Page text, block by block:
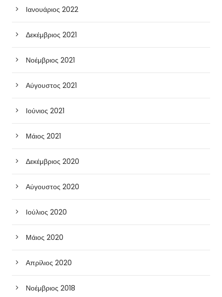
Ιανουάριος 2022
Δεκέμβριος 2021
Νοέμβριος 2021
Αύγουστος 2021
Ιούνιος 2021
Μάιος 2021
Δεκέμβριος 2020
Αύγουστος 2020
Ιούλιος 2020
Μάιος 2020
Απρίλιος 2020
Νοέμβριος 2018